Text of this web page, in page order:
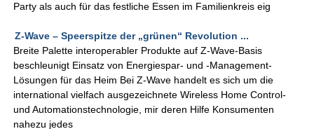
Party als auch für das festliche Essen im Familienkreis eig
Z-Wave – Speerspitze der „grünen“ Revolution ...
Breite Palette interoperabler Produkte auf Z-Wave-Basis
beschleunigt Einsatz von Energiespar- und -Management-
Lösungen für das Heim Bei Z-Wave handelt es sich um die
international vielfach ausgezeichnete Wireless Home Control-
und Automationstechnologie, mir deren Hilfe Konsumenten
nahezu jedes